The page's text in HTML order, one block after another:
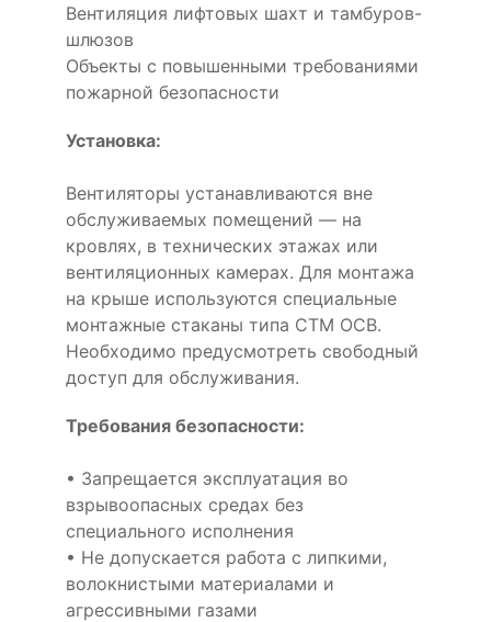
Вентиляция лифтовых шахт и тамбуров-
шлюзов
Объекты с повышенными требованиями
пожарной безопасности
Установка:
Вентиляторы устанавливаются вне
обслуживаемых помещений — на
кровлях, в технических этажах или
вентиляционных камерах. Для монтажа
на крыше используются специальные
монтажные стаканы типа СТМ ОСВ.
Необходимо предусмотреть свободный
доступ для обслуживания.
Требования безопасности:
• Запрещается эксплуатация во
взрывоопасных средах без
специального исполнения
• Не допускается работа с липкими,
волокнистыми материалами и
агрессивными газами